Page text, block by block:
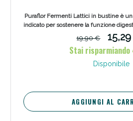
Puraflor Fermenti Lattici in bustine è
indicato per sostenere la funzione
intestinale attraverso
19,90 €
Stai risparmiando
Disponibile
AGGIUNGI AL